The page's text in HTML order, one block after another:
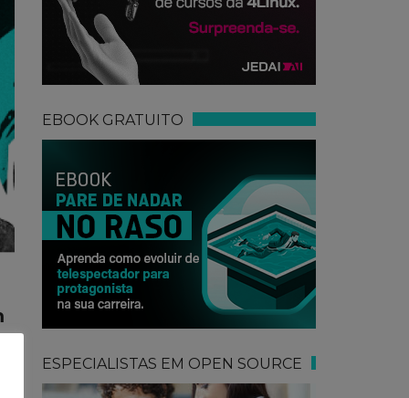
EBOOK GRATUITO
ESPECIALISTAS EM OPEN SOURCE